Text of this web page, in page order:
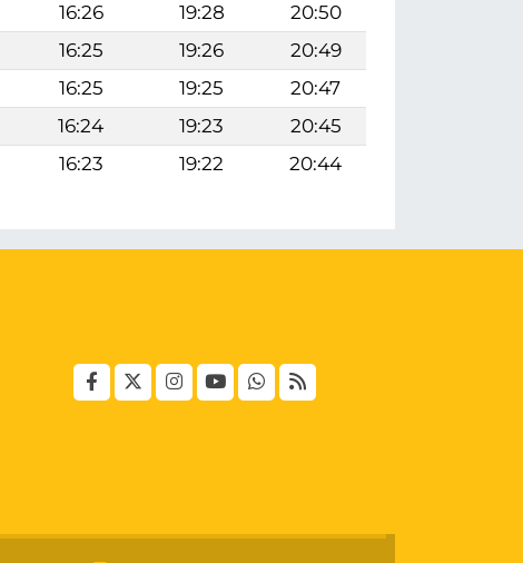
16:26 19:28
20:50
16:25 19:26
20:49
16:25 19:25
20:47
16:24 19:23
20:45
16:23 19:22 20:44